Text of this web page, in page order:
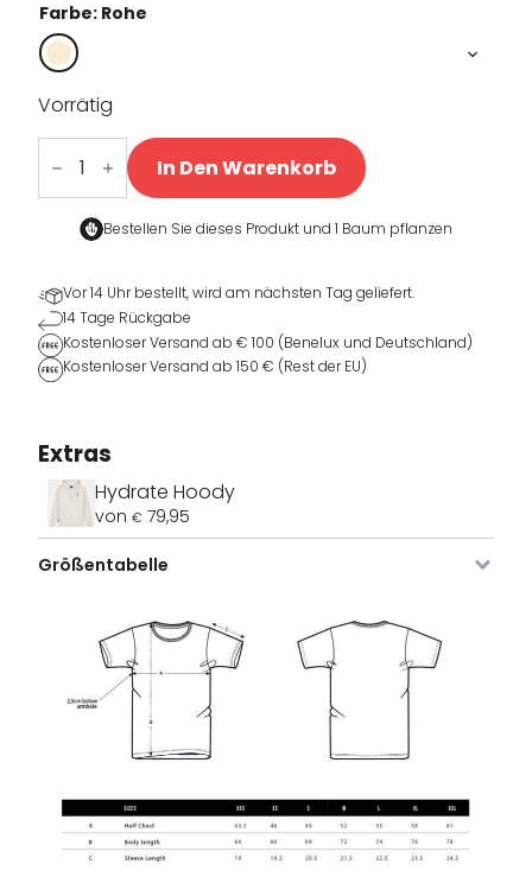
Farbe: Rohe
Vorrätig
Hydrate
T-
Menge
In Den Warenkorb
Bestellen Sie dieses Produkt und 1 Baum pflanzen
Vor 14 Uhr bestellt, wird am nächsten Tag geliefert.
14 Tage Rückgabe
Kostenloser Versand ab € 100 (Benelux und Deutschland)
Kostenloser Versand ab 150 € (Rest der EU)
Extras
Hydrate Hoody
von € 79,95
Größentabelle
Nr.
VDLTM-
Rohe XS
Nicht
€ 39,95